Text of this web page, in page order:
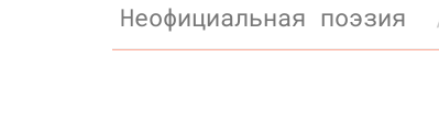
Неофициальная поэзия